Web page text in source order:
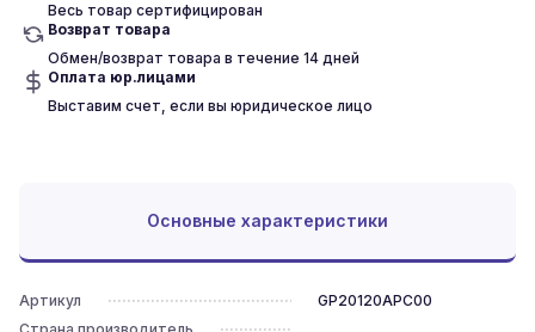
Весь товар сертифицирован
Возврат товара
Обмен/возврат товара в течение 14 дней
Оплата юр.лицами
Выставим счет, если вы юридическое лицо
Основные характеристики
Артикул
GP20120APC00